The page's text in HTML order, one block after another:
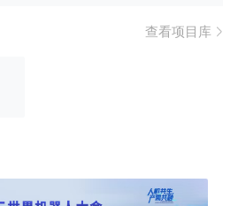
查看项目库